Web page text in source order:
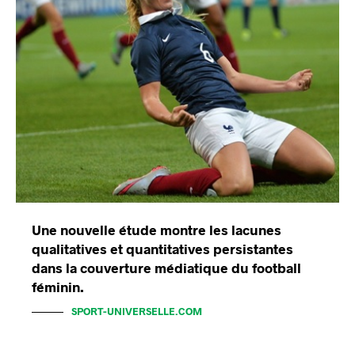
Une nouvelle étude montre les lacunes
qualitatives et quantitatives persistantes
dans la couverture médiatique du football
féminin.
SPORT-UNIVERSELLE.COM